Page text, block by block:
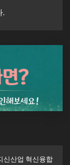
.
신산업 혁신융합